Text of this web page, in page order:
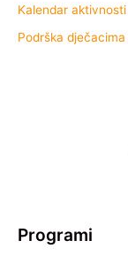
Kalendar
Podrška
Programi